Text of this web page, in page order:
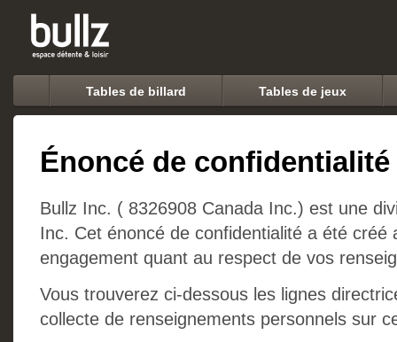
Tables de billard Tables de jeux
Énoncé de confidentialité
Bullz Inc. ( 8326908 Canada Inc.) est une
Inc. Cet énoncé de confidentialité a été créé
engagement quant au respect de vos
Vous trouverez ci-dessous les lignes
collecte de renseignements personnels sur